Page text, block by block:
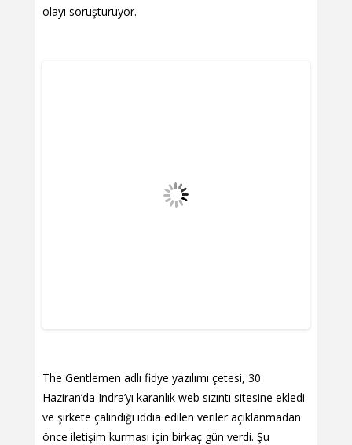
olayı soruşturuyor.
The Gentlemen adlı fidye yazılımı çetesi, 30
Haziran’da Indra’yı karanlık web sızıntı sitesine ekledi
ve şirkete çalındığı iddia edilen veriler açıklanmadan
önce iletişim kurması için birkaç gün verdi. Şu